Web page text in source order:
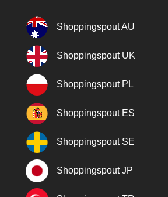
Shoppingspout AU
Shoppingspout UK
Shoppingspout PL
Shoppingspout ES
Shoppingspout SE
Shoppingspout JP